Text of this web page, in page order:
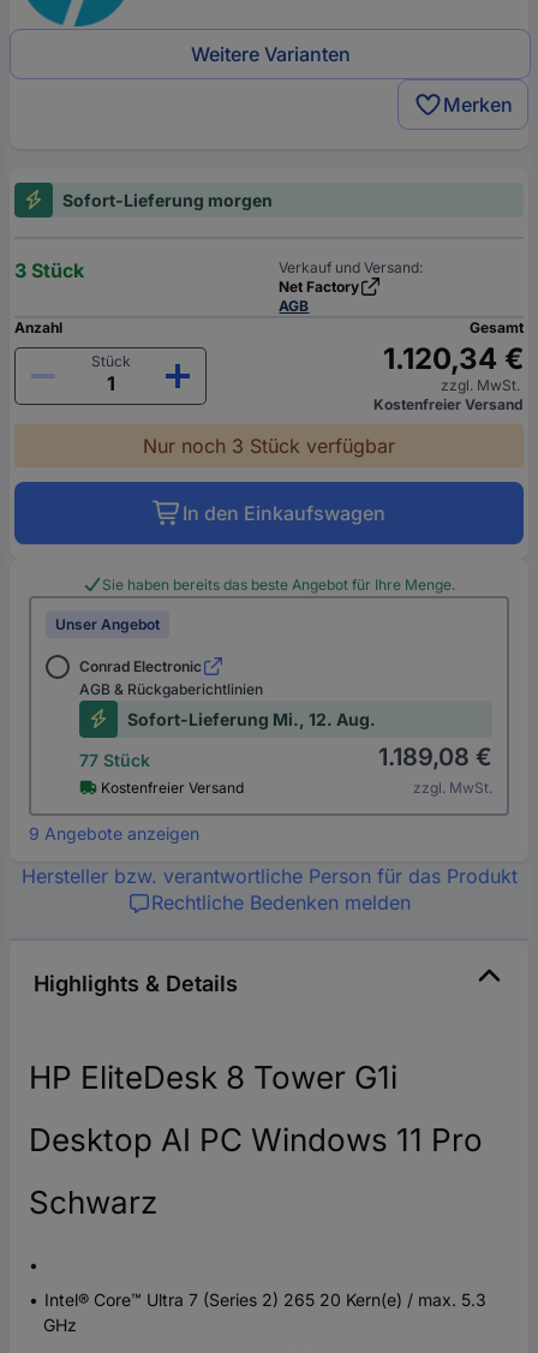
Weitere Varianten
Merken
Sofort-Lieferung morgen
3 Stück
Verkauf und Versand:
Net Factory
AGB
Anzahl
Stück
Gesamt
1.120,34 €
zzgl. MwSt.
Kostenfreier Versand
Nur noch 3 Stück verfügbar
In den Einkaufswagen
Sie haben bereits das beste Angebot für Ihre Menge.
Unser Angebot
Conrad Electronic
AGB & Rückgaberichtlinien
Sofort-Lieferung Mi., 12. Aug.
77 Stück
Kostenfreier Versand
1.189,08 €
zzgl. MwSt.
9 Angebote anzeigen
Hersteller bzw. verantwortliche Person für das Produkt
Rechtliche Bedenken melden
Highlights & Details
HP EliteDesk 8 Tower G1i
Desktop AI PC Windows 11 Pro
Schwarz
Intel® Core™ Ultra 7 (Series 2) 265 20 Kern(e) / max. 5.3
GHz